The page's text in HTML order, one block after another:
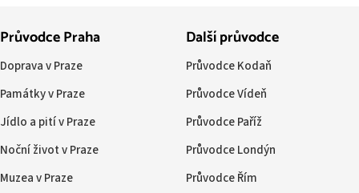
Průvodce Praha
Doprava v Praze
Památky v Praze
Jídlo a pití v Praze
Noční život v Praze
Muzea v Praze
Další průvodce
Průvodce Kodaň
Průvodce Vídeň
Průvodce Paříž
Průvodce Londýn
Průvodce Řím